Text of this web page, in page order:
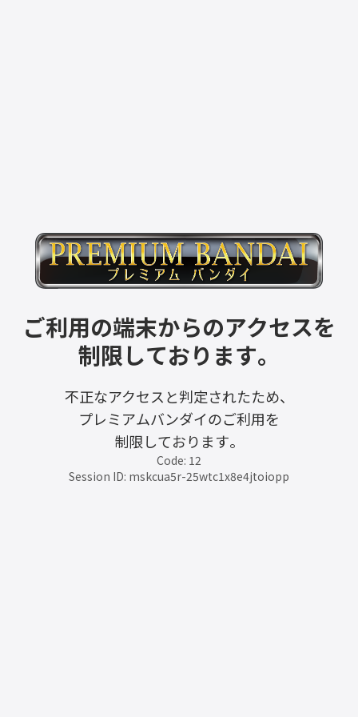
ご利用の端末からのアクセスを
制限しております。
不正なアクセスと判定されたため、
プレミアムバンダイのご利用を
制限しております。
Code: 12
Session ID: mskcua5r-25wtc1x8e4jtoiopp